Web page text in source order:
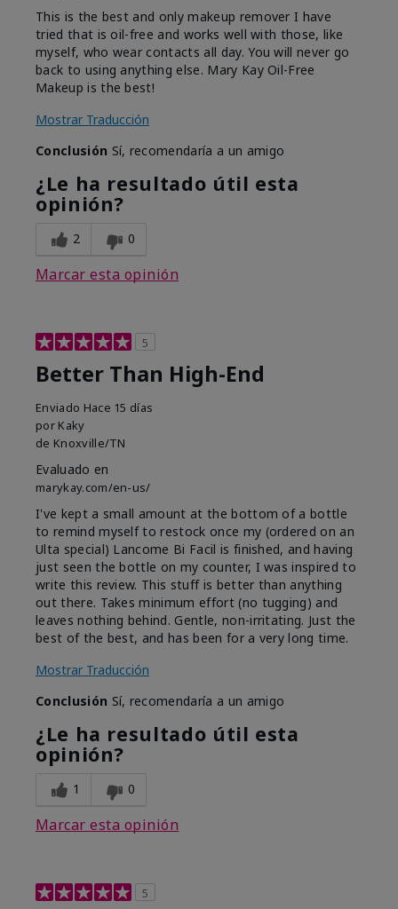
This is the best and only makeup remover I have
tried that is oil-free and works well with those, like
myself, who wear contacts all day. You will never go
back to using anything else. Mary Kay Oil-Free
Makeup is the best!
Mostrar Traducción
Conclusión Sí, recomendaría a un amigo
¿Le ha resultado útil esta
opinión?
2 0
Marcar esta opinión
5
Better Than High-End
Enviado Hace 15 días
por Kaky
de Knoxville/TN
Evaluado en
marykay.com/en-us/
I've kept a small amount at the bottom of a bottle
to remind myself to restock once my (ordered on an
Ulta special) Lancome Bi Facil is finished, and having
just seen the bottle on my counter, I was inspired to
write this review. This stuff is better than anything
out there. Takes minimum effort (no tugging) and
leaves nothing behind. Gentle, non-irritating. Just the
best of the best, and has been for a very long time.
Mostrar Traducción
Conclusión Sí, recomendaría a un amigo
¿Le ha resultado útil esta
opinión?
1 0
Marcar esta opinión
5